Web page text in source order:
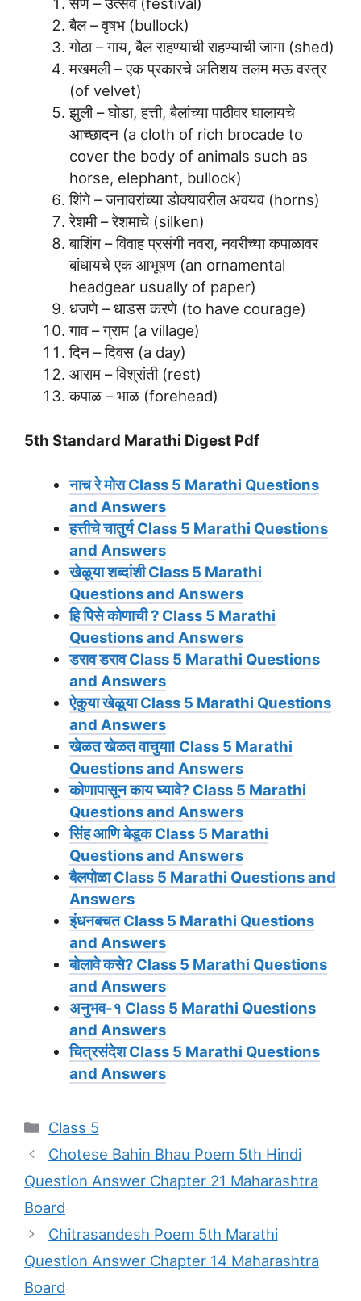
बैल – वृषभ (bullock)
गोठा – गाय, बैल राहण्याची राहण्याची जागा (shed)
मखमली – एक प्रकारचे अतिशय तलम मऊ वस्त्र
(of velvet)
झुली – घोडा, हत्ती, बैलांच्या पाठीवर घालायचे
आच्छादन (a cloth of rich brocade to
cover the body of animals such as
horse, elephant, bullock)
शिंगे – जनावरांच्या डोक्यावरील अवयव (horns)
रेशमी – रेशमाचे (silken)
बाशिंग – विवाह प्रसंगी नवरा, नवरीच्या कपाळावर
बांधायचे एक आभूषण (an ornamental
headgear usually of paper)
धजणे – धाडस करणे (to have courage)
गाव – ग्राम (a village)
दिन – दिवस (a day)
आराम – विश्रांती (rest)
कपाळ – भाळ (forehead)
5th Standard Marathi Digest Pdf
नाच रे मोरा Class 5 Marathi Questions
and Answers
हत्तीचे चातुर्य Class 5 Marathi Questions
and Answers
खेळूया शब्दांशी Class 5 Marathi
Questions and Answers
हि पिसे कोणाची ? Class 5 Marathi
Questions and Answers
डराव डराव Class 5 Marathi Questions
and Answers
ऐकुया खेळूया Class 5 Marathi Questions
and Answers
खेळत खेळत वाचुया! Class 5 Marathi
Questions and Answers
कोणापासून काय घ्यावे? Class 5 Marathi
Questions and Answers
सिंह आणि बेडूक Class 5 Marathi
Questions and Answers
बैलपोळा Class 5 Marathi Questions and
Answers
इंधनबचत Class 5 Marathi Questions
and Answers
बोलावे कसे? Class 5 Marathi Questions
and Answers
अनुभव-१ Class 5 Marathi Questions
and Answers
चित्रसंदेश Class 5 Marathi Questions
and Answers
Categories
Class 5
Chotese Bahin Bhau Poem 5th Hindi
Question Answer Chapter 21 Maharashtra
Board
Chitrasandesh Poem 5th Marathi
Question Answer Chapter 14 Maharashtra
Board